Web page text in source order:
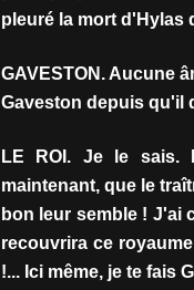
pleuré la mort d'Hylas
GAVESTON. Aucune
Gaveston depuis qu'il
LE ROI. Je le sais.
maintenant, que le
bon leur semble ! J'ai
recouvrira ce
!... Ici même, je te fais